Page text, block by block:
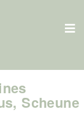
Scheune